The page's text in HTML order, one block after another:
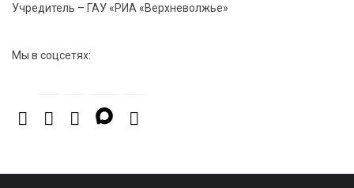
Учредитель – ГАУ «РИА «Верхневолжье»
Мы в соцсетях: